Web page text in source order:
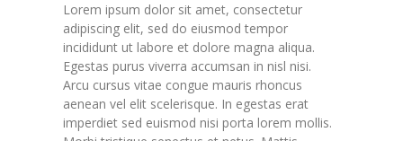
Lorem ipsum dolor sit amet, consectetur
adipiscing elit, sed do eiusmod tempor
incididunt ut labore et dolore magna aliqua.
Egestas purus viverra accumsan in nisl nisi.
Arcu cursus vitae congue mauris rhoncus
aenean vel elit scelerisque. In egestas erat
imperdiet sed euismod nisi porta lorem mollis.